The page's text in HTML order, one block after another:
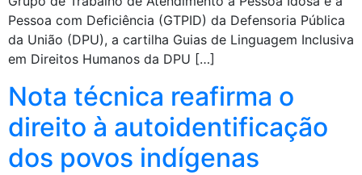
Pessoa com Deficiência (GTPID) da Defensoria Pública
da União (DPU), a cartilha Guias de Linguagem Inclusiva
em Direitos Humanos da DPU […]
Nota técnica reafirma o
direito à autoidentificação
dos povos indígenas